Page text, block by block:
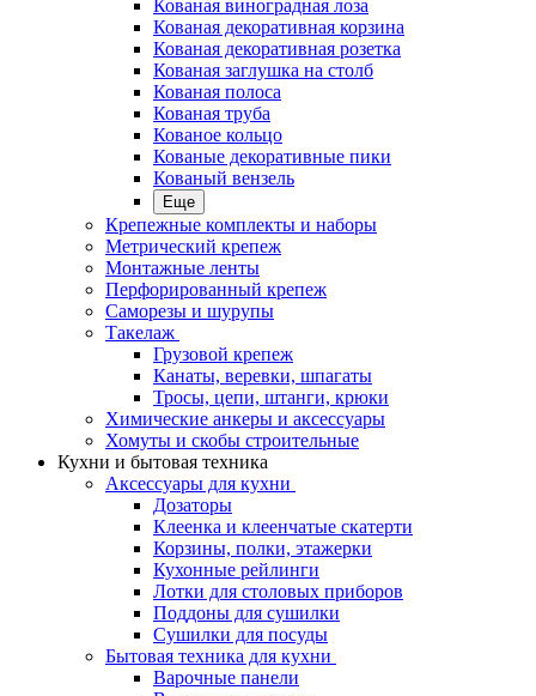
Кованая виноградная лоза
Кованая декоративная корзина
Кованая декоративная розетка
Кованая заглушка на столб
Кованая полоса
Кованая труба
Кованое кольцо
Кованые декоративные пики
Кованый вензель
Еще
Крепежные комплекты и наборы
Метрический крепеж
Монтажные ленты
Перфорированный крепеж
Саморезы и шурупы
Такелаж
Грузовой крепеж
Канаты, веревки, шпагаты
Тросы, цепи, штанги, крюки
Химические анкеры и аксессуары
Хомуты и скобы строительные
Кухни и бытовая техника
Аксессуары для кухни
Дозаторы
Клеенка и клеенчатые скатерти
Корзины, полки, этажерки
Кухонные рейлинги
Лотки для столовых приборов
Поддоны для сушилки
Сушилки для посуды
Бытовая техника для кухни
Варочные панели